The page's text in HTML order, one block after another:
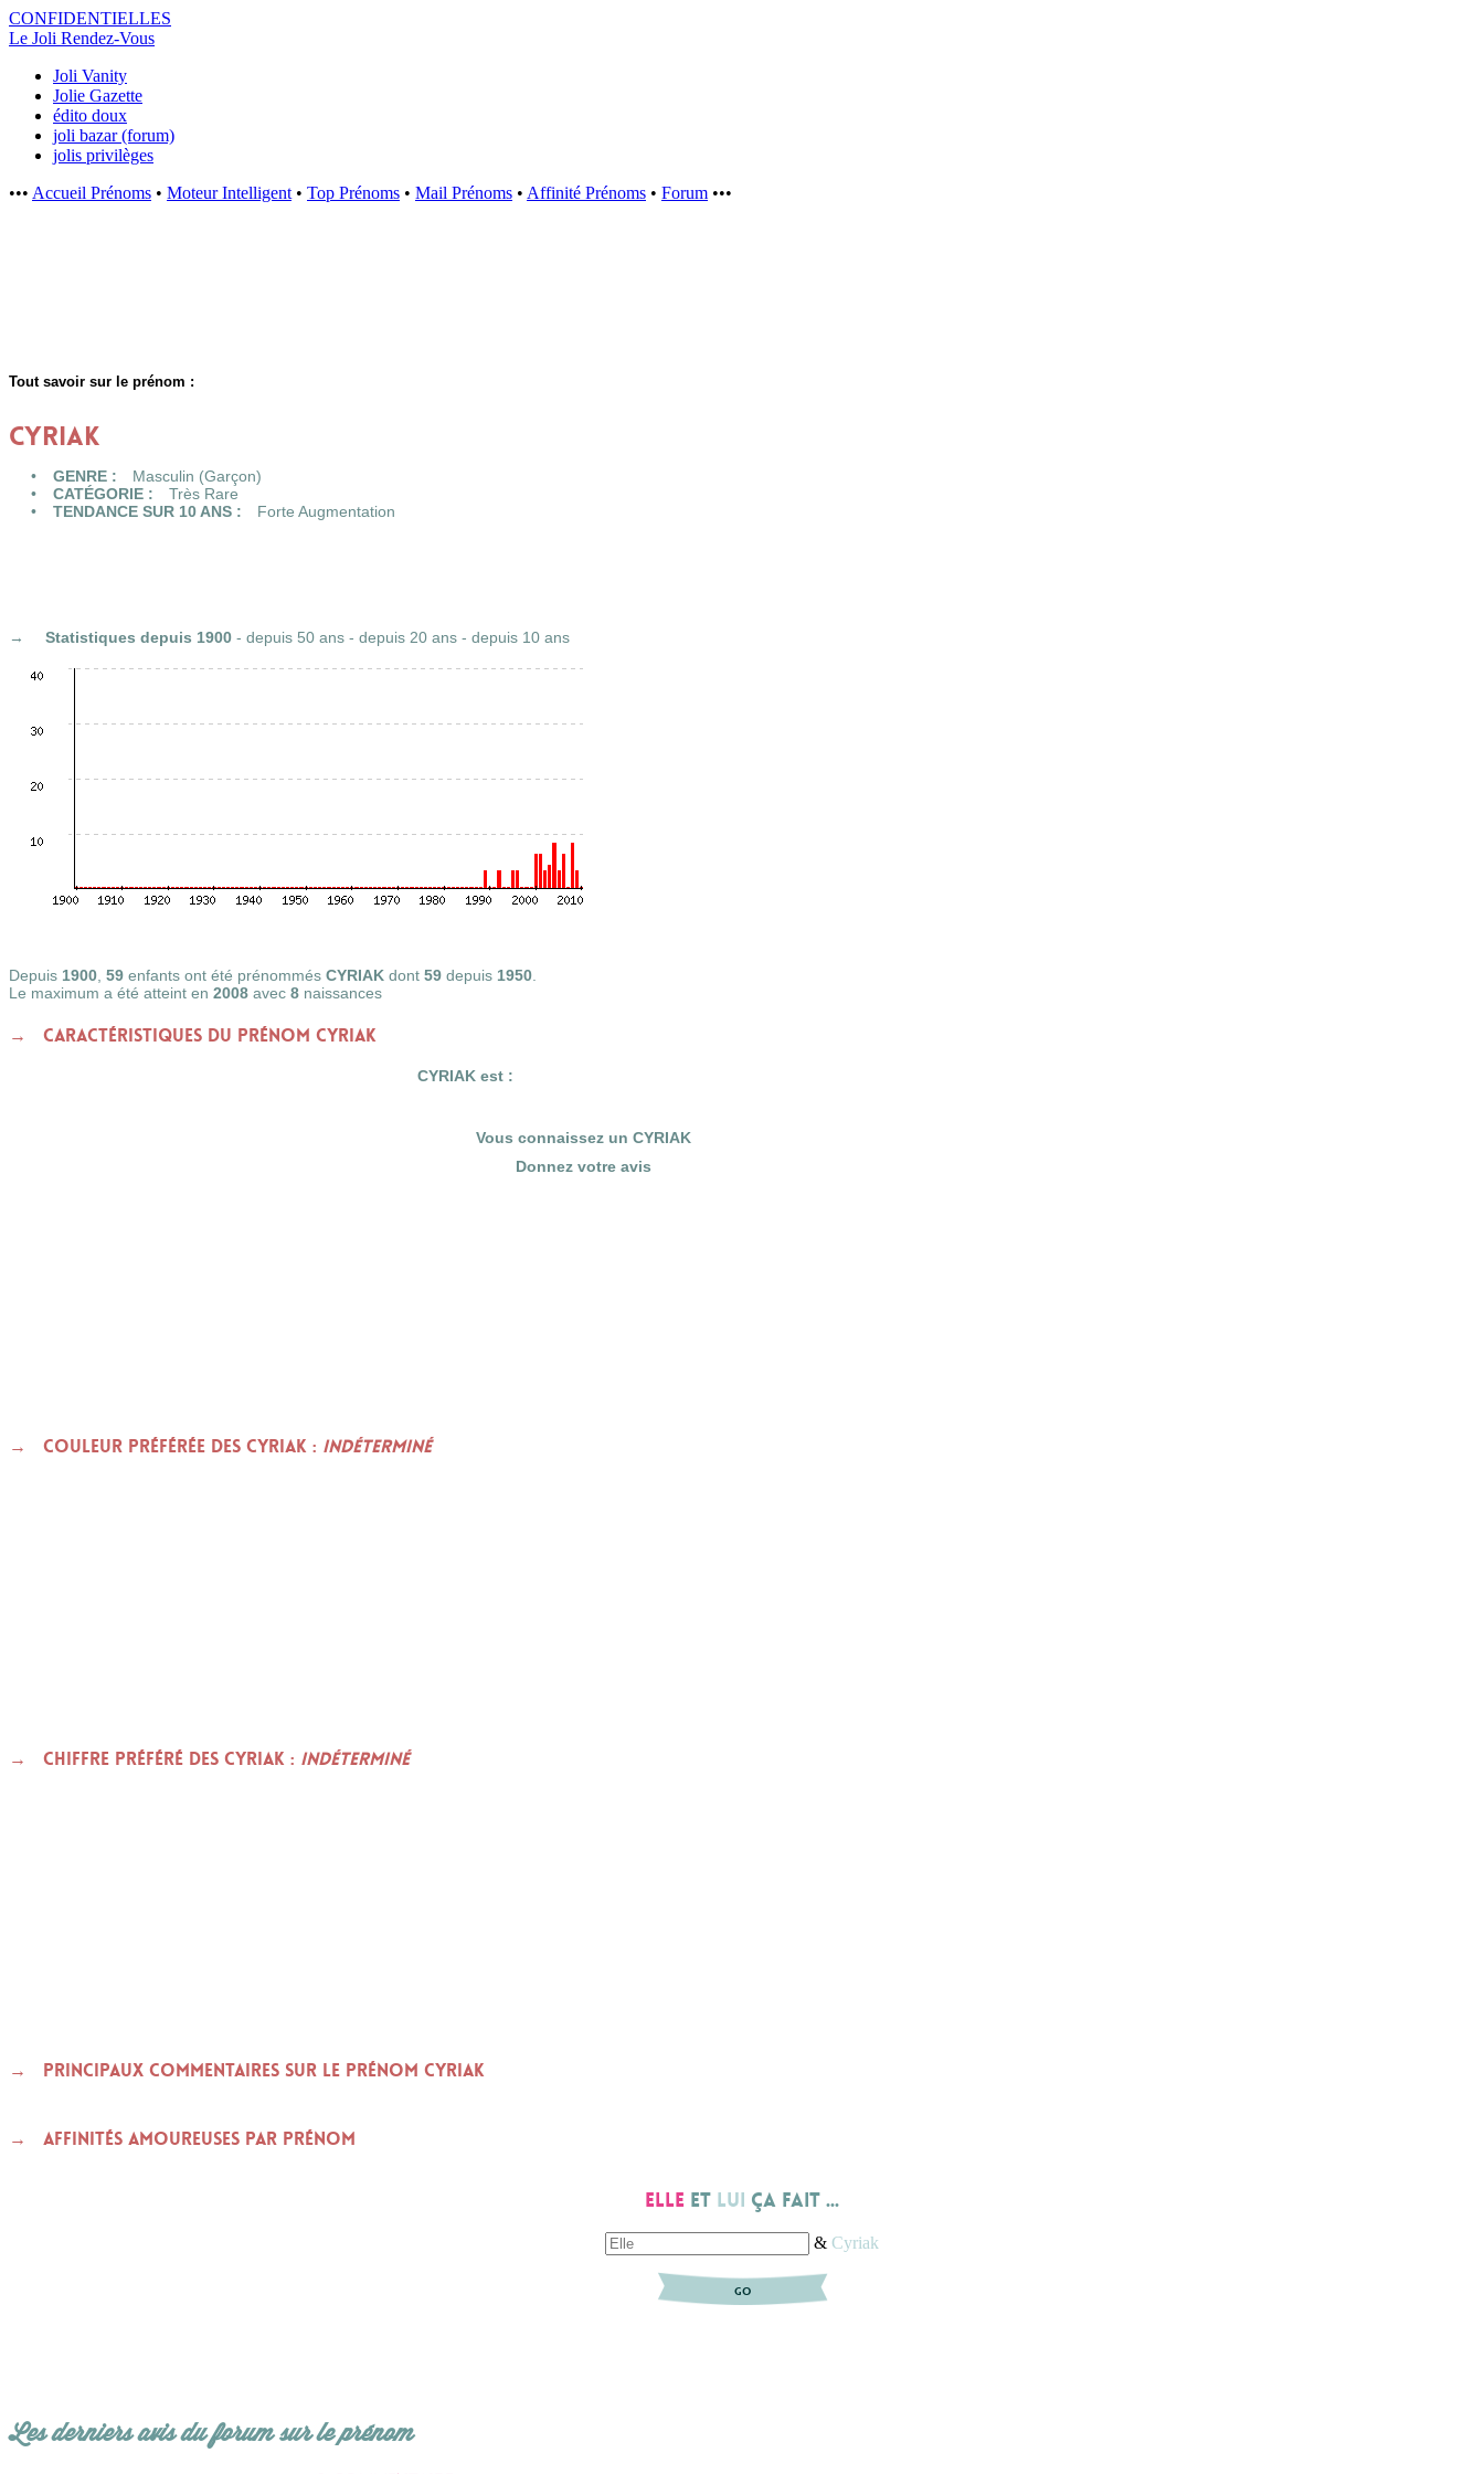
CONFIDENTIELLES
Le Joli Rendez-Vous
Joli Vanity
Jolie Gazette
édito doux
joli bazar (forum)
jolis privilèges
••• Accueil Prénoms • Moteur Intelligent • Top Prénoms • Mail Prénoms • Affinité Prénoms • Forum •••
Tout savoir sur le prénom :
CYRIAK
GENRE :
Masculin (Garçon)
CATÉGORIE :
Très Rare
TENDANCE SUR 10 ANS :
Forte Augmentation
Statistiques depuis 1900 - depuis 50 ans - depuis 20 ans - depuis 10 ans
Depuis 1900 59 enfants ont été prénommés CYRIAK dont 59 depuis 1950
Le maximum a été atteint en 2008 avec 8 naissances
Caractéristiques du prénom CYRIAK
CYRIAK est :
Vous connaissez un CYRIAK
Donnez votre avis
Couleur préférée des CYRIAK : indéterminé
Chiffre préféré des CYRIAK : indéterminé
Principaux commentaires sur le prénom CYRIAK
Affinités amoureuses par prénom
Elle et lui ça fait ...
& Cyriak
GO
Les derniers avis du forum sur le prénom